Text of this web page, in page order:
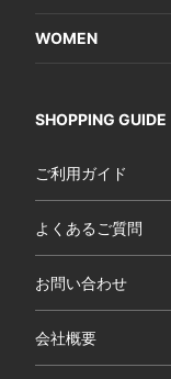
WOMEN
SHOPPING GUIDE
ご利用ガイド
よくあるご質問
お問い合わせ
会社概要